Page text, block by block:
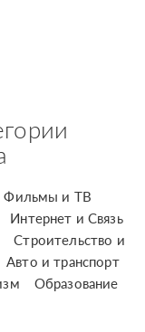
Фильмы и ТВ
Интернет и Связь
Строительство и
Авто и транспорт
Образование